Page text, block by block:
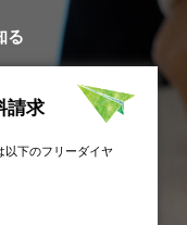
る
請求
以下のフリーダイヤ